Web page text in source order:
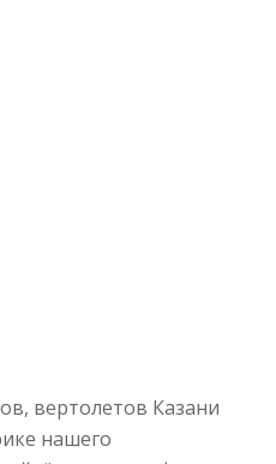
вертолетов Казани
нашего